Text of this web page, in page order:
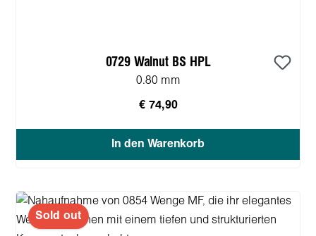
0729 Walnut BS HPL
0.80 mm
€ 74,90
In den Warenkorb
Sold out